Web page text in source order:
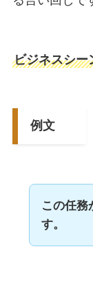
ビジネスシー
例文
この任務
す。